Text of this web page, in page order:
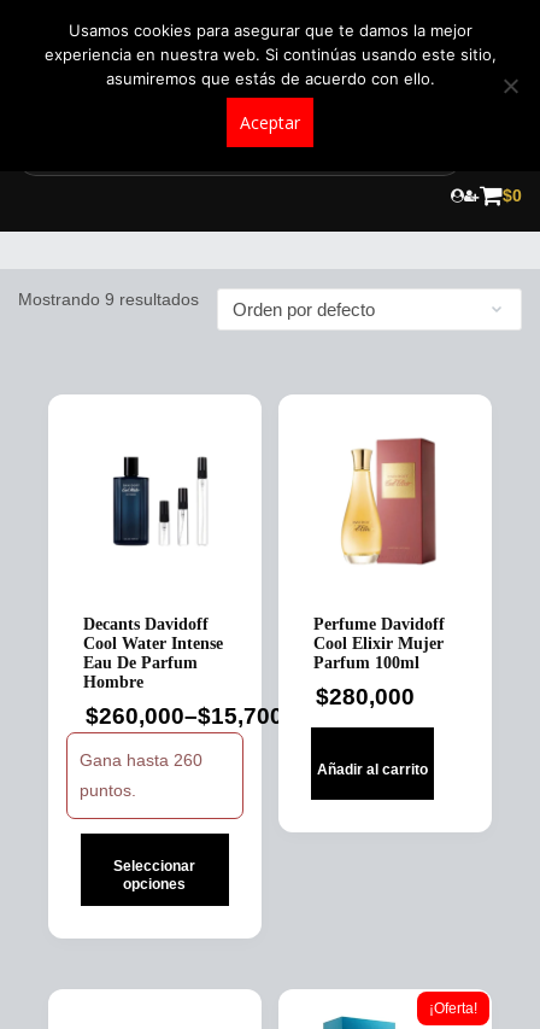
$0
Mostrando 9 resultados
Decants Davidoff
Cool Water Intense
Eau De Parfum
Hombre
$15,700
–
$260,000
Price
range:
$15,700
through
$260,000
Gana hasta 260
puntos.
Seleccionar
opciones
Perfume Davidoff
Cool Elixir Mujer
Parfum 100ml
$280,000
Añadir al carrito
¡Oferta!
Usamos cookies para asegurar que te damos la mejor
experiencia en nuestra web. Si continúas usando este sitio,
asumiremos que estás de acuerdo con ello.
Aceptar